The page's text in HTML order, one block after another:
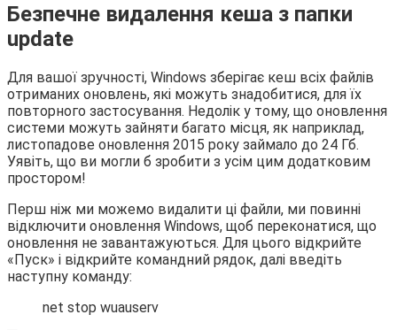
Безпечне видалення кеша з папки
update
Для вашої зручності, Windows зберігає кеш всіх файлів
отриманих оновлень, які можуть знадобитися, для їх
повторного застосування. Недолік у тому, що оновлення
системи можуть зайняти багато місця, як наприклад,
листопадове оновлення 2015 року займало до 24 Гб.
Уявіть, що ви могли б зробити з усім цим додатковим
простором!
Перш ніж ми можемо видалити ці файли, ми повинні
відключити оновлення Windows, щоб переконатися, що
оновлення не завантажуються. Для цього відкрийте
«Пуск» і відкрийте командний рядок, далі введіть
наступну команду:
net stop wuauserv